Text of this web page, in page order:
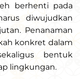
berhenti pada
diwujudkan
Penanaman
konkret dalam
bentuk
lingkungan.